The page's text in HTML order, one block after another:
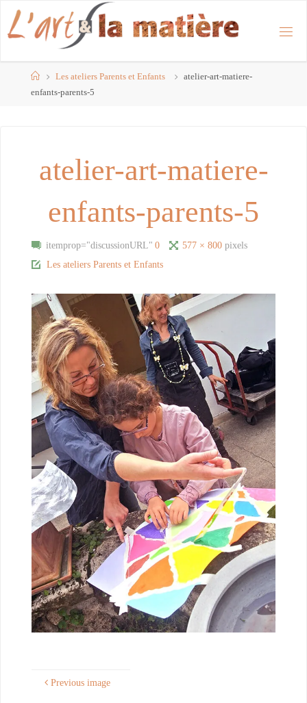
content
HomeLes ateliers Parents et Enfants
atelier-art-matiere-
enfants-parents-5
atelier-art-matiere-
enfants-parents-5
itemprop="discussionURL" 0
Full577 × 800 pixels
Les ateliers Parents et Enfants
Previous image